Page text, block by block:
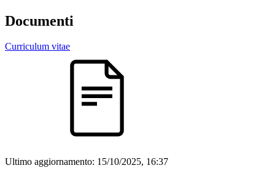
Documenti
Curriculum vitae
Ultimo aggiornamento: 15/10/2025, 16:37